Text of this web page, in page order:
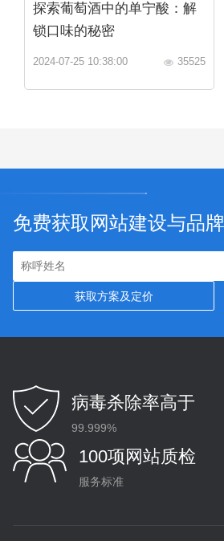
探索葡萄酒中的单宁酸：解
锁口味的秘密
2024-07-25 10:38:00 35525
免费获取网站建设与品
病毒杀除率高于
99.999%
100项网站质检
服务标准